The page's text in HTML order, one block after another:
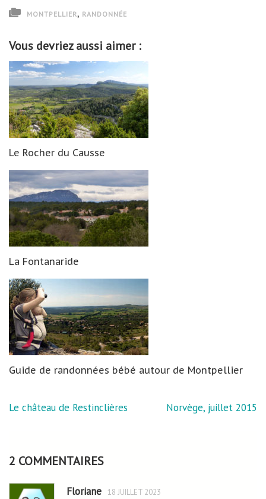
MONTPELLIER, RANDONNÉE
Vous devriez aussi aimer :
Le Rocher du Causse
La Fontanaride
Guide de randonnées bébé autour de Montpellier
Navigation
Le château de Restinclières Norvège, juillet 2015
2 COMMENTAIRES
Floriane 18 JUILLET 2023